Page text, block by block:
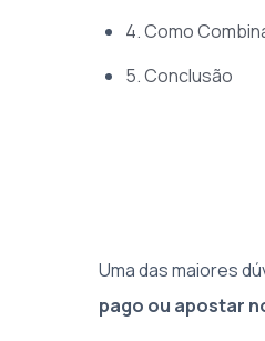
4. Como
5. Conclusão
Uma das maiores
pago ou apostar